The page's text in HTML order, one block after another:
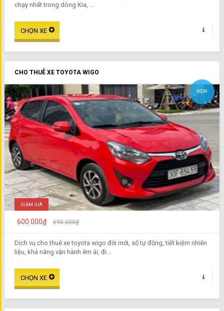
chạy nhất trong dòng Kia, ...
CHO THUÊ XE TOYOTA WIGO
NEW
GIẢM GIÁ
600.000₫ 690.000₫
Dịch vụ cho thuê xe toyota wigo đời mới, số tự động, tiết kiệm nhiên
liệu, khả năng vận hành êm ái, đi...